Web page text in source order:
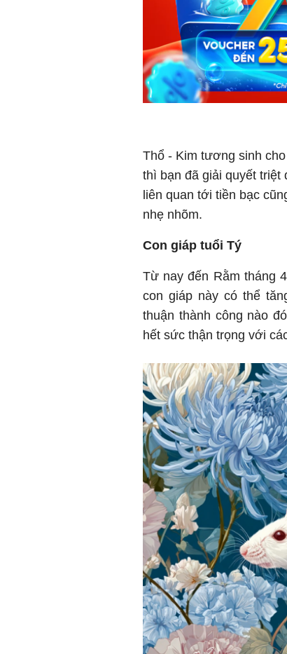
Thổ - Kim tương sinh
thì bạn đã giải quyết triệt
liên quan tới tiền bạc
nhẹ nhõm.
Con giáp tuổi Tý
Từ nay đến Rằm tháng
con giáp này có thể
thuận thành công nào
hết sức thận trọng với